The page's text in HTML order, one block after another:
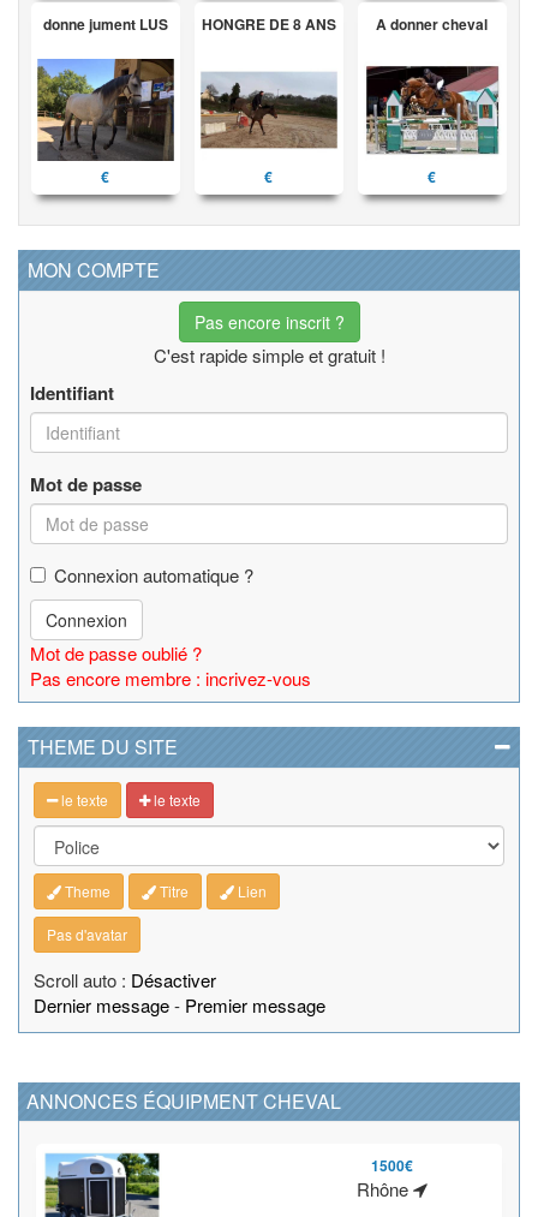
donne jument LUS
€
HONGRE DE 8 ANS
€
A donner cheval
€
MON COMPTE
Pas encore inscrit ?
C'est rapide simple et gratuit !
Identifiant
Mot de passe
Connexion automatique ?
Connexion
Mot de passe oublié ?
Pas encore membre : incrivez-vous
THEME DU SITE
le texte le texte
Theme Titre Lien
Pas d'avatar
Scroll auto : Désactiver
Dernier message- Premier message
ANNONCES ÉQUIPMENT CHEVAL
1500€
Rhône